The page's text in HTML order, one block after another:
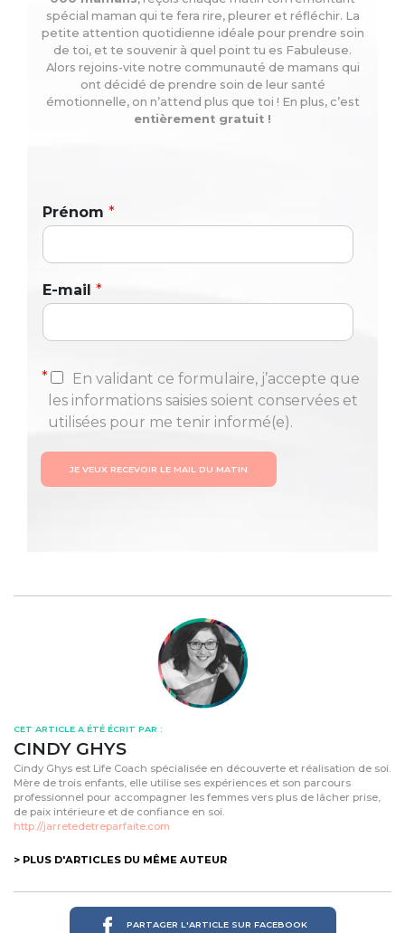
spécial maman qui te fera rire, pleurer et réfléchir. La
petite attention quotidienne idéale pour prendre soin
de toi, et te souvenir à quel point tu es Fabuleuse.
Alors rejoins-vite notre communauté de mamans qui
ont décidé de prendre soin de leur santé
émotionnelle, on n’attend plus que toi ! En plus, c’est
entièrement gratuit !
Prénom *
E-mail *
*
En validant ce formulaire, j’accepte que
les informations saisies soient conservées et
utilisées pour me tenir informé(e).
JE VEUX RECEVOIR LE MAIL DU MATIN
CET ARTICLE A ÉTÉ ÉCRIT PAR :
CINDY GHYS
Cindy Ghys est Life Coach spécialisée en découverte et réalisation de soi.
Mère de trois enfants, elle utilise ses expériences et son parcours
professionnel pour accompagner les femmes vers plus de lâcher prise,
de paix intérieure et de confiance en soi.
http://jarretedetreparfaite.com
> PLUS D'ARTICLES DU MÊME AUTEUR
PARTAGER L'ARTICLE SUR FACEBOOK